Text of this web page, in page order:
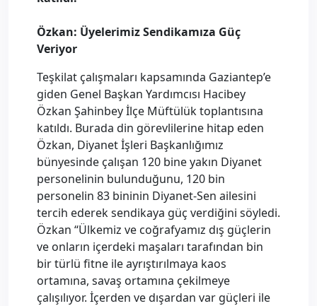
Özkan: Üyelerimiz Sendikamıza Güç
Veriyor
Teşkilat çalışmaları kapsamında Gaziantep’e
giden Genel Başkan Yardımcısı Hacibey
Özkan Şahinbey İlçe Müftülük toplantısına
katıldı. Burada din görevlilerine hitap eden
Özkan, Diyanet İşleri Başkanlığımız
bünyesinde çalışan 120 bine yakın Diyanet
personelinin bulunduğunu, 120 bin
personelin 83 bininin Diyanet-Sen ailesini
tercih ederek sendikaya güç verdiğini söyledi.
Özkan “Ülkemiz ve coğrafyamız dış güçlerin
ve onların içerdeki maşaları tarafından bin
bir türlü fitne ile ayrıştırılmaya kaos
ortamına, savaş ortamına çekilmeye
çalışılıyor. İçerden ve dışardan var güçleri ile